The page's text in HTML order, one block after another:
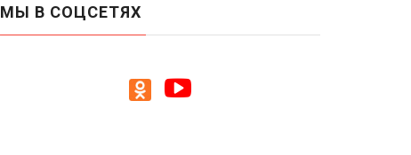
МЫ В СОЦСЕТЯХ